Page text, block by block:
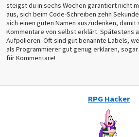
steigst du in sechs Wochen garantiert nicht
aus, sich beim Code-Schreiben zehn
sich einen guten Namen auszudenken, damit
Kommentare von selbst erklärt. Spätestens
Aufpolieren. Oft sind gut benannte Labels,
als Programmierer gut genug erklären,
für Kommentare!
RPG Hacker